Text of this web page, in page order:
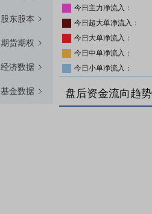
股东股本
期货期权
经济数据
基金数据
今日主力净流入：
今日超大单净流入：
今日大单净流入：
今日中单净流入：
今日小单净流入：
盘后资金流向趋势